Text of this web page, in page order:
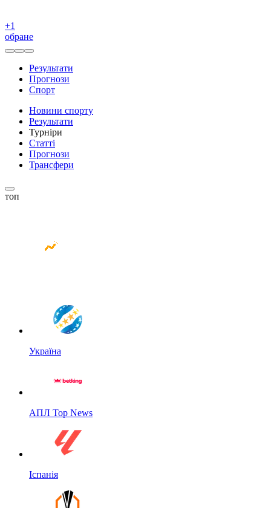
+1
обране
Результати
Прогнози
Спорт
Новини спорту
Результати
Турніри
Статті
Прогнози
Трансфери
топ
Україна
АПЛ Top News
Іспанія